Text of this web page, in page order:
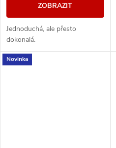
ZOBRAZIT
Jednoduchá, ale přesto
dokonalá.
Novinka